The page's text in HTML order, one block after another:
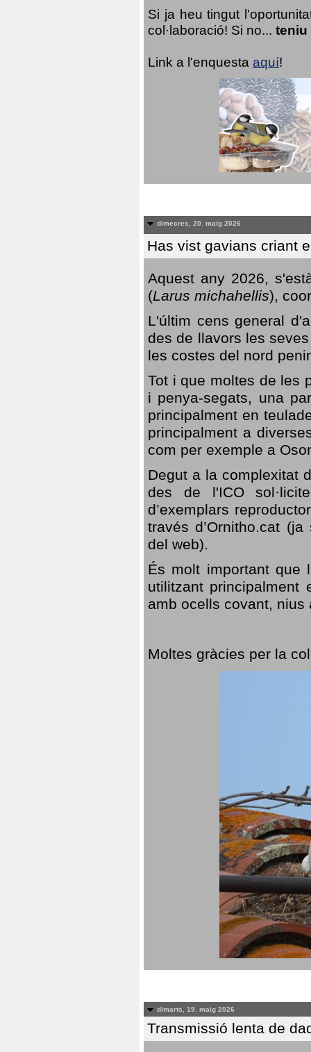
Si ja heu tingut
col·laboració! Si no... teniu
Link a l'enquesta aquí!
dimecres, 20. maig 2026
Has vist gavians criant
Aquest any 2026,
(Larus michahellis),
L'últim cens general
des de llavors les
les costes del nord
Tot i que moltes de les
i penya-segats, una
principalment en
principalment a
com per exemple a
Degut a la complexitat
des de l'ICO
d’exemplars
través d’Ornitho.cat
del web).
És molt important que
utilitzant
amb ocells covant,
Moltes gràcies per la
dimarts, 19. maig 2026
Transmissió lenta de